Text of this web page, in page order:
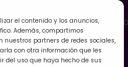
el contenido y los anuncios,
Además, compartimos
nuestros partners de redes sociales,
con otra información que les
del uso que haya hecho de sus